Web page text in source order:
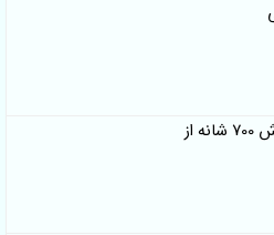
خرید مستقیم فرش 700 شانه از